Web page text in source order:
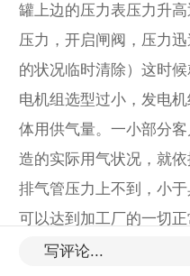
罐上边的压力表压力升
压力，开启闸阀，压力
的状况临时清除）这时
电机组选型过小，发电
体用供气量。一小部分
造的实际用气状况，就
排气管压力上不到，小
可以达到加工厂的一切
买空压机时，**要明确
写评论...